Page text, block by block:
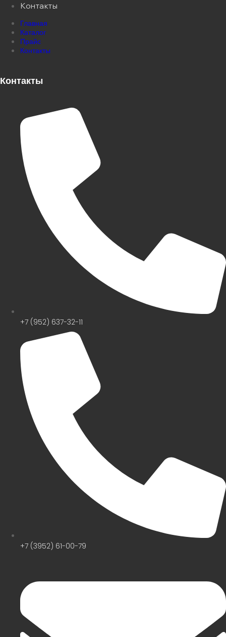
Контакты
Главная
Каталог
Прайс
Контакты
Контакты
+7 (952) 637-32-11
+7 (3952) 61-00-79